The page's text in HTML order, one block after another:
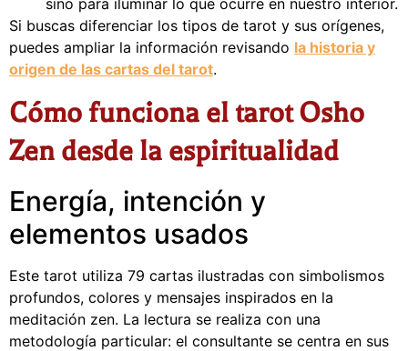
sino para iluminar lo que ocurre en nuestro interior.
Si buscas diferenciar los tipos de tarot y sus orígenes,
puedes ampliar la información revisando la historia y
origen de las cartas del tarot.
Cómo funciona el tarot Osho
Zen desde la espiritualidad
Energía, intención y
elementos usados
Este tarot utiliza 79 cartas ilustradas con simbolismos
profundos, colores y mensajes inspirados en la
meditación zen. La lectura se realiza con una
metodología particular: el consultante se centra en sus